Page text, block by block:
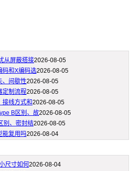
从屏蔽搭接2026-08-05
码和X编码选2026-08-05
、间歇性2026-08-05
定制流程2026-08-05
接线方式和2026-08-05
B区别、故2026-08-05
别、密封结2026-08-05
能复用吗2026-08-04
尺寸如何 2026-08-04